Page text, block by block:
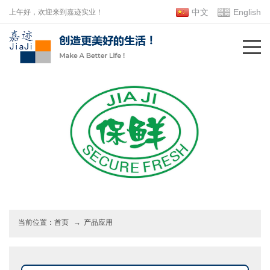
上午好，欢迎来到嘉迹实业！ 中文 English
当前位置： 首页 → 产品应用